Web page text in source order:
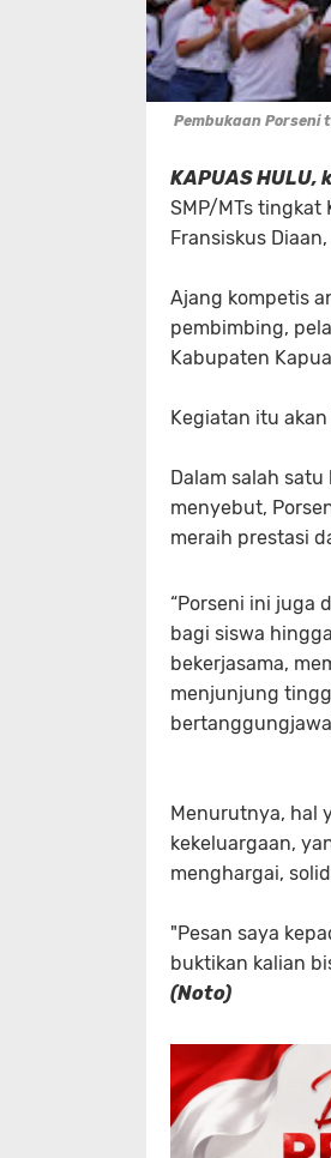
Pembukaan Porseni
KAPUAS
SMP/MTs tingkat
Fransiskus
Ajang kompetis
pembimbing,
Kabupaten
Kegiatan itu
Dalam salah
menyebut,
meraih prestasi
“Porseni ini juga
bagi siswa
bekerjasama,
menjunjung
Menurutnya, hal
kekeluargaan,
menghargai,
"Pesan saya
buktikan kalian
(Noto)